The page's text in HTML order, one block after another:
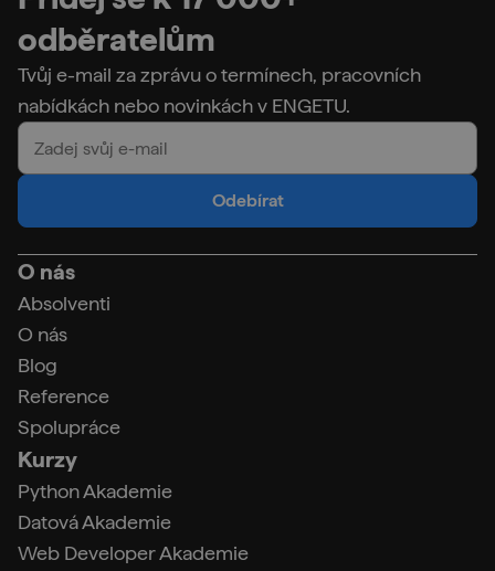
odběratelům
Tvůj e-mail za zprávu o termínech, pracovních
nabídkách nebo novinkách v ENGETU.
Odebírat
O nás
Absolventi
O nás
Blog
Reference
Spolupráce
Kurzy
Python Akademie
Datová Akademie
Web Developer Akademie